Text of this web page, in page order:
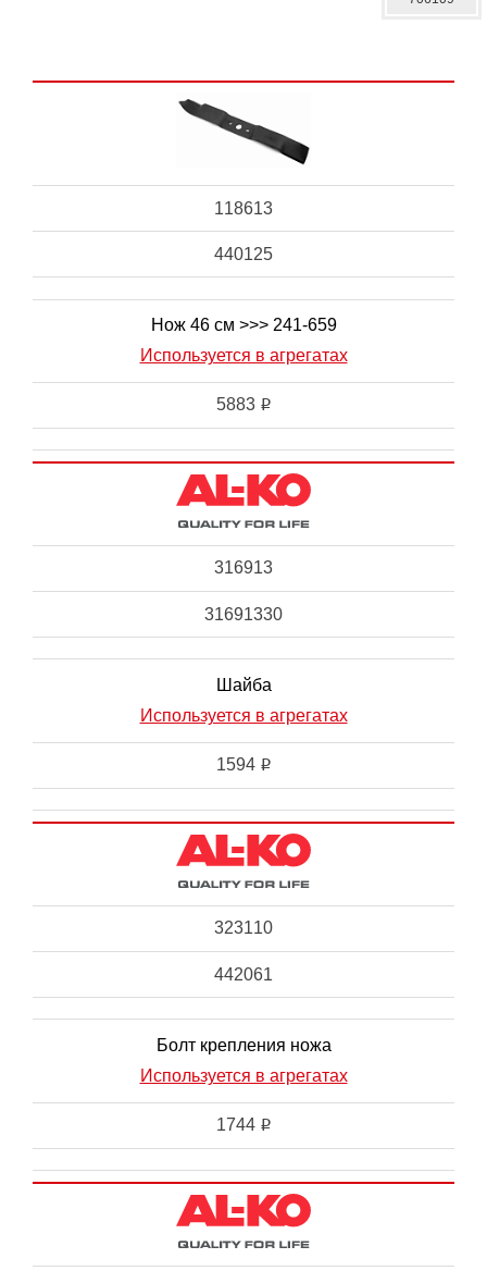
118613
440125
Нож 46 см >>> 241-659
Используется в агрегатах
5883 i
316913
31691330
Шайба
Используется в агрегатах
1594 i
323110
442061
Болт крепления ножа
Используется в агрегатах
1744 i